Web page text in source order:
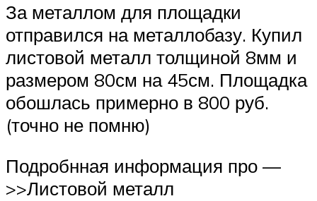
За металлом для площадки
отправился на металлобазу. Купил
листовой металл толщиной 8мм и
размером 80см на 45см. Площадка
обошлась примерно в 800 руб.
(точно не помню)
Подробнная информация про —
>>Листовой металл